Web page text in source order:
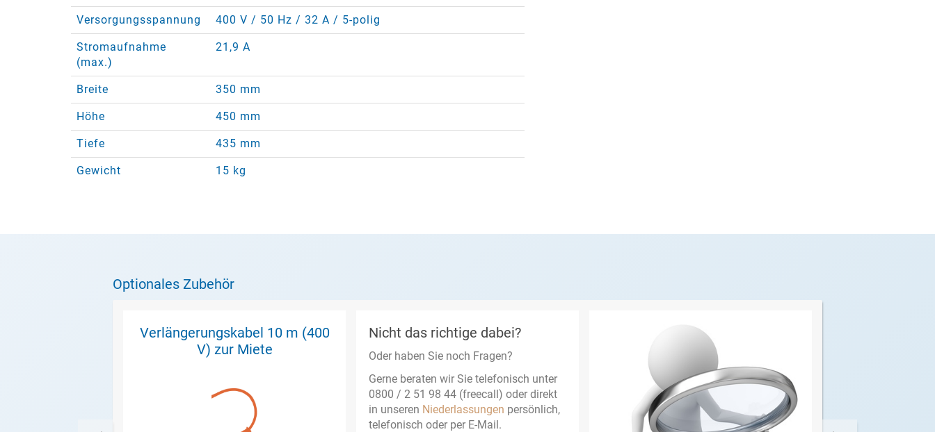
Versorgungsspannung 400 V / 50 Hz / 32 A / 5-polig
Stromaufnahme
(max.)
21,9 A
Breite 350 mm
Höhe 450 mm
Tiefe 435 mm
Gewicht 15 kg
Optionales Zubehör
Verlängerungskabel 10 m (400
V) zur Miete
Nicht das richtige dabei?
Oder haben Sie noch Fragen?
Gerne beraten wir Sie telefonisch unter
0800 / 2 51 98 44 (freecall) oder direkt
in unseren Niederlassungen persönlich,
telefonisch oder per E-Mail.